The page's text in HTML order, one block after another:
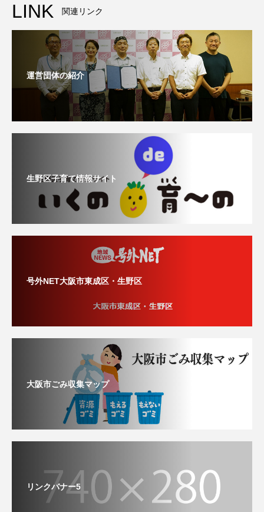
LINK 関連リンク
運営団体の紹介
生野区子育て情報サイト
号外NET大阪市東成区・生野区
大阪市ごみ収集マップ
リンクバナー5